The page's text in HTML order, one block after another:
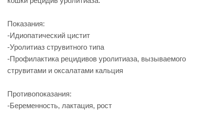
Показания:
-Идиопатический цистит
-Уролитиаз струвитного типа
-Профилактика рецидивов уролитиаза, вызываемого
струвитами и оксалатами кальция
Противопоказания:
-Беременность, лактация, рост